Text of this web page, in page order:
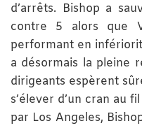
d’arrêts. Bishop a
contre 5 alors que
performant en
a désormais la pleine
dirigeants espèrent
s’élever d’un cran au
par Los Angeles,